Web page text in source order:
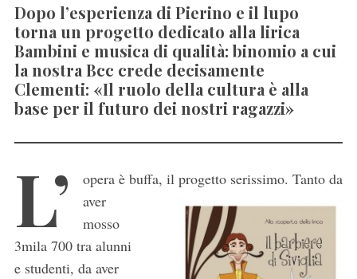
Dopo l’esperienza di Pierino e il lupo
torna un progetto dedicato alla lirica
Bambini e musica di qualità: binomio a cui
la nostra Bcc crede decisamente
Clementi: «Il ruolo della cultura è alla
base per il futuro dei nostri ragazzi»
L’ opera è buffa, il progetto serissimo. Tanto da
aver
mosso
3mila 700 tra alunni
e studenti, da aver